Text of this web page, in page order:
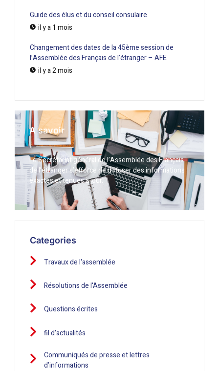
Guide des élus et du conseil consulaire
il y a 1 mois
Changement des dates de la 45ème session de
l’Assemblée des Français de l’étranger – AFE
il y a 2 mois
A savoir
Le Secrétariat général de l’Assemblée des Français
de l’étranger s’efforce de diffuser des informations
exactes et tenues à jour.
Categories
Travaux de l'assemblée
Résolutions de l'Assemblée
Questions écrites
fil d'actualités
Communiqués de presse et lettres
d’informations